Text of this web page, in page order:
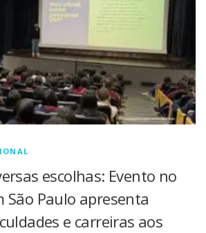
escolhas: Evento no
São Paulo apresenta
e carreiras aos